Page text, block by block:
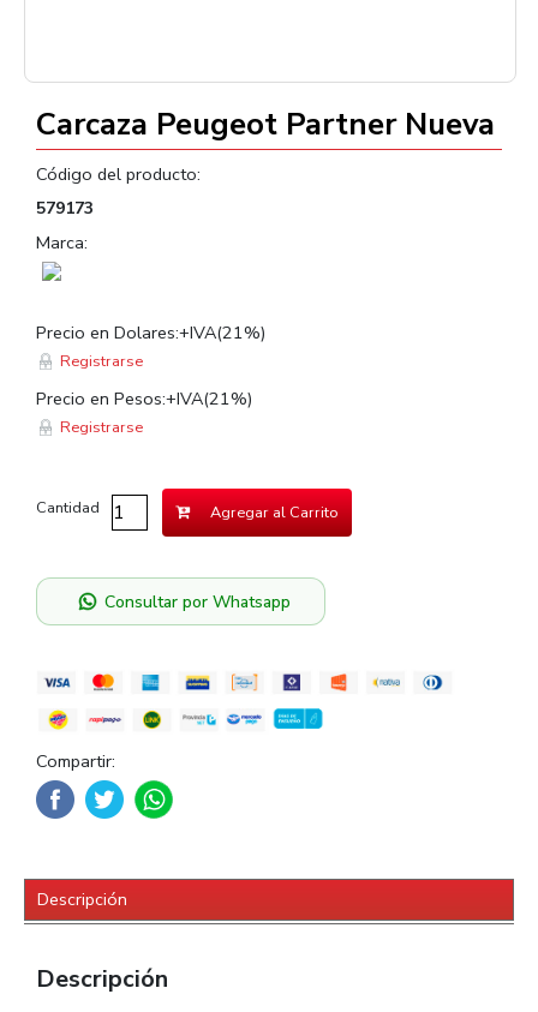
Carcaza Peugeot Partner Nueva
Código del producto:
579173
Marca:
Precio en Dolares:+IVA(21%)
Registrarse
Precio en Pesos:+IVA(21%)
Registrarse
Cantidad Agregar al Carrito
Consultar por Whatsapp
Compartir:
Descripción
Descripción